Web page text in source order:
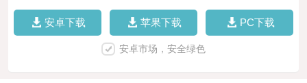
安卓下载 苹果下载 PC下载
安卓市场，安全绿色